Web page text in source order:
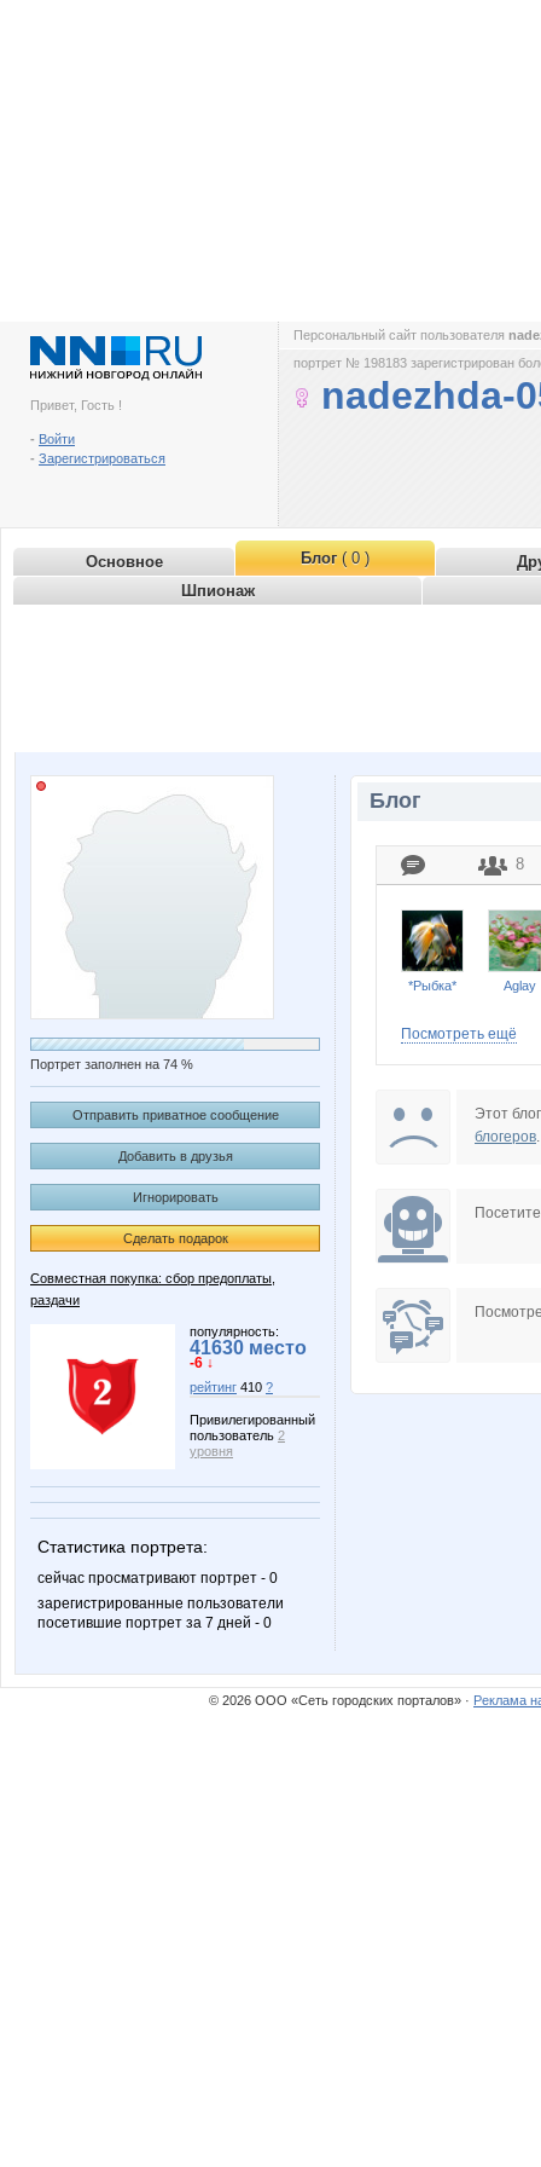
Привет, Гость !
- Войти
- Зарегистрироваться
Персональный сайт пользователя
портрет № 198183 зарегистрирован
nadezhda-
Основное Блог( 0 )
Шпионаж
Портрет заполнен на 74 %
Отправить приватное сообщение
Добавить в друзья
Игнорировать
Сделать подарок
Совместная покупка: сбор предоплаты,
раздачи
популярность:
41630 место
-6 ↓
рейтинг 410 ?
Привилегированный
пользователь 2
уровня
Статистика портрета:
сейчас просматривают портрет - 0
зарегистрированные пользователи
посетившие портрет за 7 дней - 0
Блог
8
*Рыбка* Aglay
Shelma-85
la-Belle lediX
Посмотреть ещё
Этот
блогеров.
© 2026 ООО «Сеть городских порталов» · Реклама